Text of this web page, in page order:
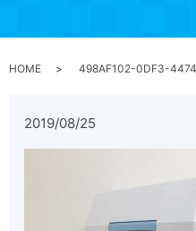
HOME 498AF102-0DF3-
2019/08/25